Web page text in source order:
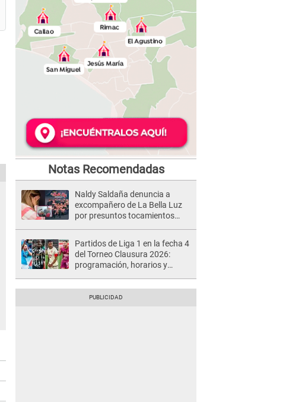
Notas Recomendadas
Naldy Saldaña denuncia a
excompañero de La Bella Luz
por presuntos tocamientos
Partidos de Liga 1 en la fecha 4
del Torneo Clausura 2026:
programación, horarios y